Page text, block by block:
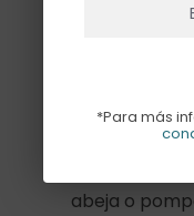
producto
Una forma
decorar
abeja o
*Para más